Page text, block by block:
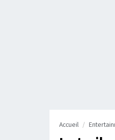
Accueil